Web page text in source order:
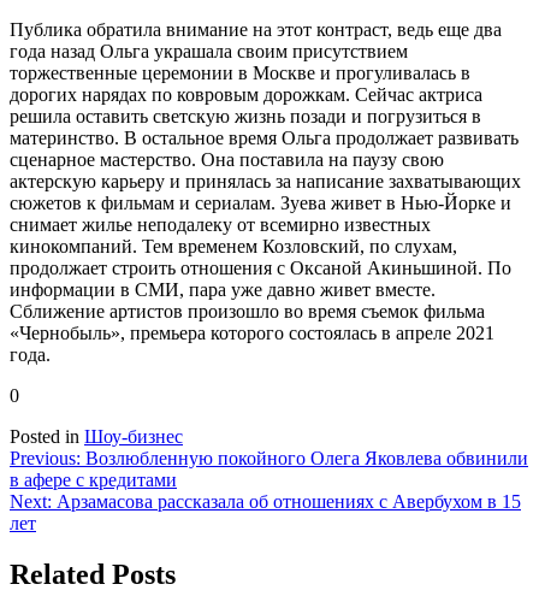
Публика обратила внимание на этот контраст, ведь еще два
года назад Ольга украшала своим присутствием
торжественные церемонии в Москве и прогуливалась в
дорогих нарядах по ковровым дорожкам. Сейчас актриса
решила оставить светскую жизнь позади и погрузиться в
материнство. В остальное время Ольга продолжает развивать
сценарное мастерство. Она поставила на паузу свою
актерскую карьеру и принялась за написание захватывающих
сюжетов к фильмам и сериалам. Зуева живет в Нью-Йорке и
снимает жилье неподалеку от всемирно известных
кинокомпаний. Тем временем Козловский, по слухам,
продолжает строить отношения с Оксаной Акиньшиной. По
информации в СМИ, пара уже давно живет вместе.
Сближение артистов произошло во время съемок фильма
«Чернобыль», премьера которого состоялась в апреле 2021
года.
0
Posted in Шоу-бизнес
Навигация
по
записям
Previous: Возлюбленную покойного Олега Яковлева обвинили
в афере с кредитами
Next: Арзамасова рассказала об отношениях с Авербухом в 15
лет
Related Posts